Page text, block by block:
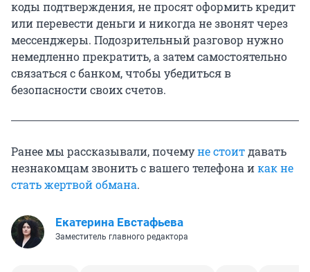
коды подтверждения, не просят оформить кредит
или перевести деньги и никогда не звонят через
мессенджеры. Подозрительный разговор нужно
немедленно прекратить, а затем самостоятельно
связаться с банком, чтобы убедиться в
безопасности своих счетов.
Ранее мы рассказывали, почемуне стоитдавать
незнакомцам звонить с вашего телефона икак не
стать жертвой обмана.
Екатерина Евстафьева
Заместитель главного редактора